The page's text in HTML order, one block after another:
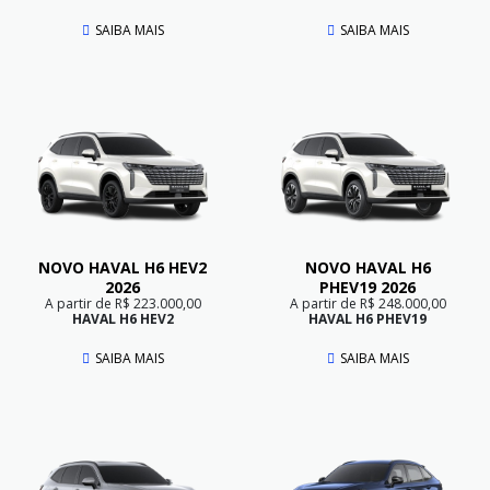
SAIBA MAIS SAIBA MAIS
NOVO HAVAL H6 HEV2
2026
A partir de R$ 223.000,00
HAVAL H6 HEV2
SAIBA MAIS
NOVO HAVAL H6
PHEV19 2026
A partir de R$ 248.000,00
HAVAL H6 PHEV19
SAIBA MAIS